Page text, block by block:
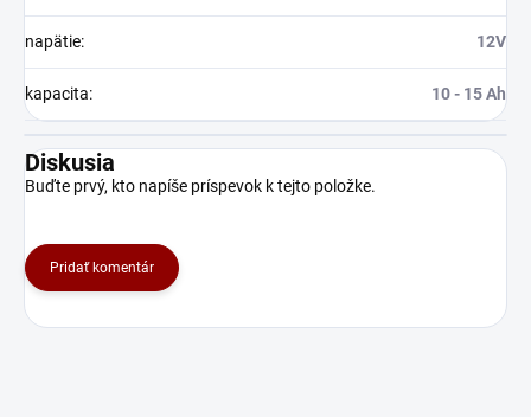
napätie: 12V
kapacita: 10 - 15 Ah
Diskusia
Buďte prvý, kto napíše príspevok k tejto položke.
Pridať komentár